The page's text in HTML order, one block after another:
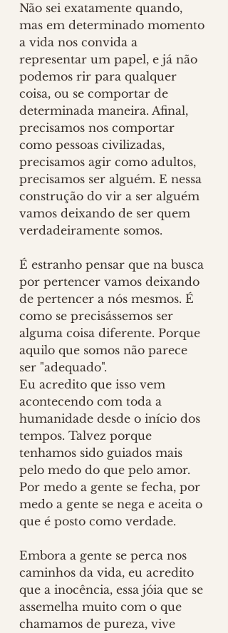
Não sei exatamente quando,
mas em determinado momento
a vida nos convida a
representar um papel, e já não
podemos rir para qualquer
coisa, ou se comportar de
determinada maneira. Afinal,
precisamos nos comportar
como pessoas civilizadas,
precisamos agir como adultos,
precisamos ser alguém. E nessa
construção do vir a ser alguém
vamos deixando de ser quem
verdadeiramente somos.
É estranho pensar que na busca
por pertencer vamos deixando
de pertencer a nós mesmos. É
como se precisássemos ser
alguma coisa diferente. Porque
aquilo que somos não parece
ser "adequado".
Eu acredito que isso vem
acontecendo com toda a
humanidade desde o início dos
tempos. Talvez porque
tenhamos sido guiados mais
pelo medo do que pelo amor.
Por medo a gente se fecha, por
medo a gente se nega e aceita o
que é posto como verdade.
Embora a gente se perca nos
caminhos da vida, eu acredito
que a inocência, essa jóia que se
assemelha muito com o que
chamamos de pureza, vive